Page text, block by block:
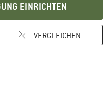
EINRICHTEN
VERGLEICHEN
Infos hier! Öffnet